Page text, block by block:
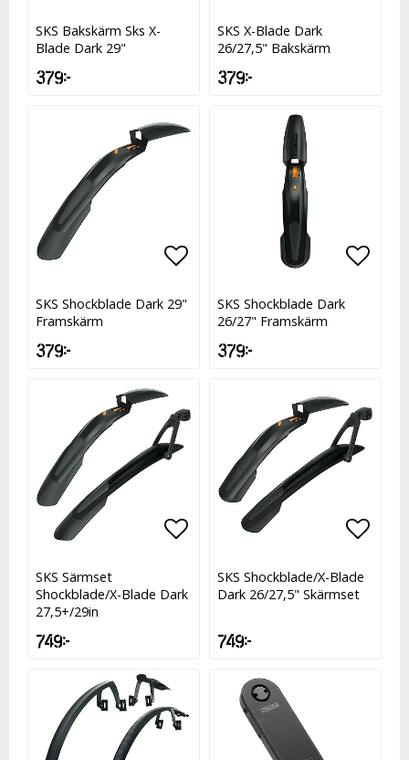
Lägg till i favoritlistan
SKS Bakskärm Sks X-
Blade Dark 29"
379 kr
SKS X-Blade Dark
26/27,5" Bakskärm
379 kr
Lägg till i favoritlistan
Lägg till i favoritlistan
SKS Shockblade Dark 29"
Framskärm
379 kr
SKS Shockblade Dark
26/27" Framskärm
379 kr
Lägg till i favoritlistan
SKS Särmset
Shockblade/X-Blade Dark
27,5+/29in
749 kr
SKS Shockblade/X-Blade
Dark 26/27,5" Skärmset
749 kr